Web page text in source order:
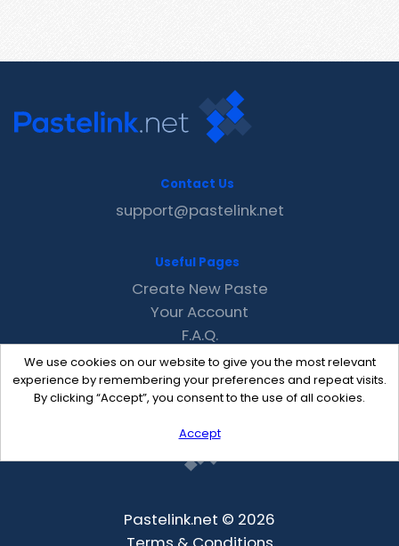
We use cookies on our website to give you the most relevant
experience by remembering your preferences and repeat visits.
By clicking “Accept”, you consent to the use of all cookies.
Accept
Contact Us
support@pastelink.net
Useful Pages
Create New Paste
Your Account
F.A.Q.
Recent
Contact
Pastelink.net © 2026